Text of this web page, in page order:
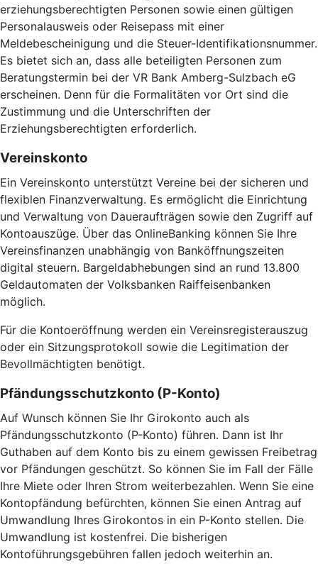
erziehungsberechtigten Personen sowie einen gültigen
Personalausweis oder Reisepass mit einer
Meldebescheinigung und die Steuer-Identifikationsnummer.
Es bietet sich an, dass alle beteiligten Personen zum
Beratungstermin bei der VR Bank Amberg-Sulzbach eG
erscheinen. Denn für die Formalitäten vor Ort sind die
Zustimmung und die Unterschriften der
Erziehungsberechtigten erforderlich.
Vereinskonto
Ein Vereinskonto unterstützt Vereine bei der sicheren und
flexiblen Finanzverwaltung. Es ermöglicht die Einrichtung
und Verwaltung von Daueraufträgen sowie den Zugriff auf
Kontoauszüge. Über das OnlineBanking können Sie Ihre
Vereinsfinanzen unabhängig von Banköffnungszeiten
digital steuern. Bargeldabhebungen sind an rund 13.800
Geldautomaten der Volksbanken Raiffeisenbanken
möglich.
Für die Kontoeröffnung werden ein Vereinsregisterauszug
oder ein Sitzungsprotokoll sowie die Legitimation der
Bevollmächtigten benötigt.
Pfändungsschutzkonto (P-Konto)
Auf Wunsch können Sie Ihr Girokonto auch als
Pfändungsschutzkonto (P-Konto) führen. Dann ist Ihr
Guthaben auf dem Konto bis zu einem gewissen Freibetrag
vor Pfändungen geschützt. So können Sie im Fall der Fälle
Ihre Miete oder Ihren Strom weiterbezahlen. Wenn Sie eine
Kontopfändung befürchten, können Sie einen Antrag auf
Umwandlung Ihres Girokontos in ein P-Konto stellen. Die
Umwandlung ist kostenfrei. Die bisherigen
Kontoführungsgebühren fallen jedoch weiterhin an.